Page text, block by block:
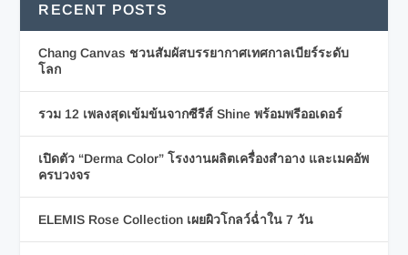
RECENT POSTS
Chang Canvas ชวนสัมผัสบรรยากาศเทศกาลเบียร์ระดับ
โลก
รวม 12 เพลงสุดเข้มข้นจากซีรีส์ Shine พร้อมพรีออเดอร์
เปิดตัว “Derma Color” โรงงานผลิตเครื่องสำอาง และเมคอัพ
ครบวงจร
ELEMIS Rose Collection เผยผิวโกลว์ฉ่ำใน 7 วัน